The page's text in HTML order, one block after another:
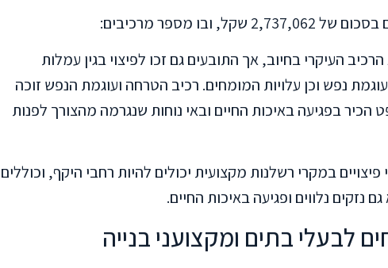
ובו מספר מרכיבים:
העיקרי בחיוב, אך התובעים גם זכו לפיצוי בגין עמלות
נפש וכן עלויות המומחים. רכיב הטרחה ועוגמת הנפש זוכה
בפגיעה באיכות החיים ובאי נוחות שנגרמה מהצורך לפנות
פיצויים במקרי רשלנות מקצועית יכולים להיות רחבי היקף, וכוללים
נזקים נלווים ופגיעה באיכות החיים.
לבעלי בתים ומקצועני בנייה